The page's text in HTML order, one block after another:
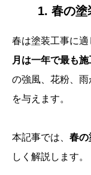
1. 春の塗
春は塗装工事に
月は一年で最も
の強風、花粉、
を与えます。
本記事では、 春の
しく解説します。